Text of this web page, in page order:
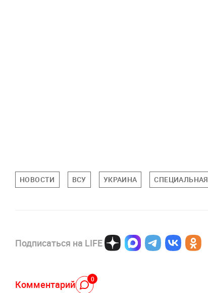
НОВОСТИ ВСУ УКРАИНА
Подписаться на LIFE
Комментарий 0